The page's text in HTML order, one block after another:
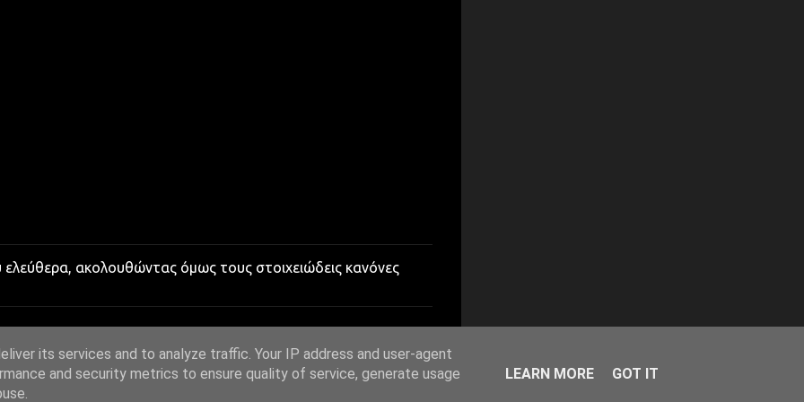
ακολουθώντας όμως τους στοιχειώδεις κανόνες
its services and to analyze traffic. Your IP address and user-agent
and security metrics to ensure quality of service, generate usage
LEARN MORE GOT IT